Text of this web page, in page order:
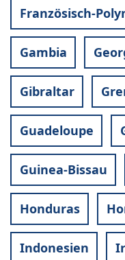
Französisch-
Gambia
Gibraltar
Guadeloupe
Guinea-Bissau
Honduras
Indonesien